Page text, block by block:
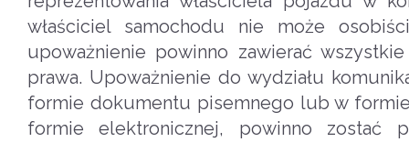
właściciel samochodu nie może
upoważnienie powinno zawierać
prawa. Upoważnienie do wydziału
formie dokumentu pisemnego lub w
formie elektronicznej, powinno zostać